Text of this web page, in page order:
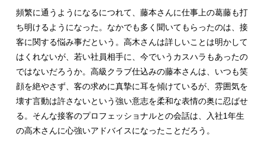
頻繁に通うようになるにつれて、藤本さんに仕事上の葛藤も打
ち明けるようになった。なかでも多く聞いてもらったのは、接
客に関する悩み事だという。高木さんは詳しいことは明かして
はくれないが、若い社員相手に、今でいうカスハラもあったの
ではないだろうか。高級クラブ仕込みの藤本さんは、いつも笑
顔を絶やさず、客の求めに真摯に耳を傾けているが、雰囲気を
壊す言動は許さないという強い意志を柔和な表情の奥に忍ばせ
る。そんな接客のプロフェッショナルとの会話は、入社1年生
の高木さんに心強いアドバイスになったことだろう。